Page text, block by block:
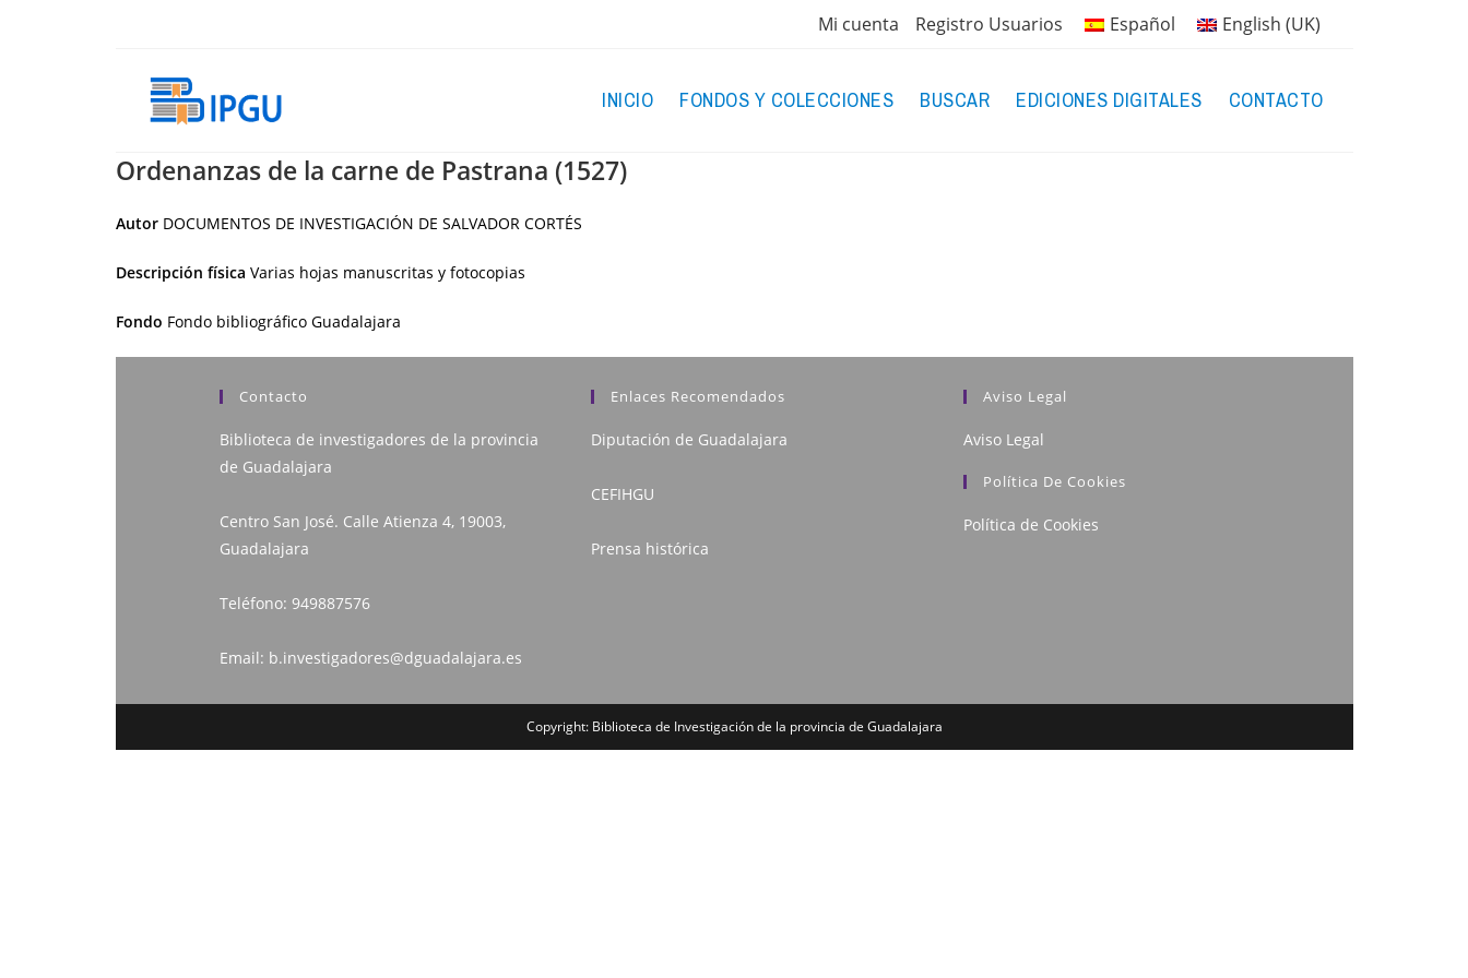
Mi cuenta Registro Usuarios Español English (UK)
INICIO FONDOS Y COLECCIONES BUSCAR EDICIONES DIGITALES CONTACTO
Ordenanzas de la carne de Pastrana (1527)
Autor DOCUMENTOS DE INVESTIGACIÓN DE SALVADOR CORTÉS
Descripción física Varias hojas manuscritas y fotocopias
Fondo Fondo bibliográfico Guadalajara
Contacto
Biblioteca de investigadores de la provincia
de Guadalajara
Centro San José. Calle Atienza 4, 19003,
Guadalajara
Teléfono: 949887576
Email: b.investigadores@dguadalajara.es
Enlaces Recomendados
Diputación de Guadalajara
CEFIHGU
Prensa histórica
Aviso Legal
Aviso Legal
Política De Cookies
Política de Cookies
Copyright: Biblioteca de Investigación de la provincia de Guadalajara